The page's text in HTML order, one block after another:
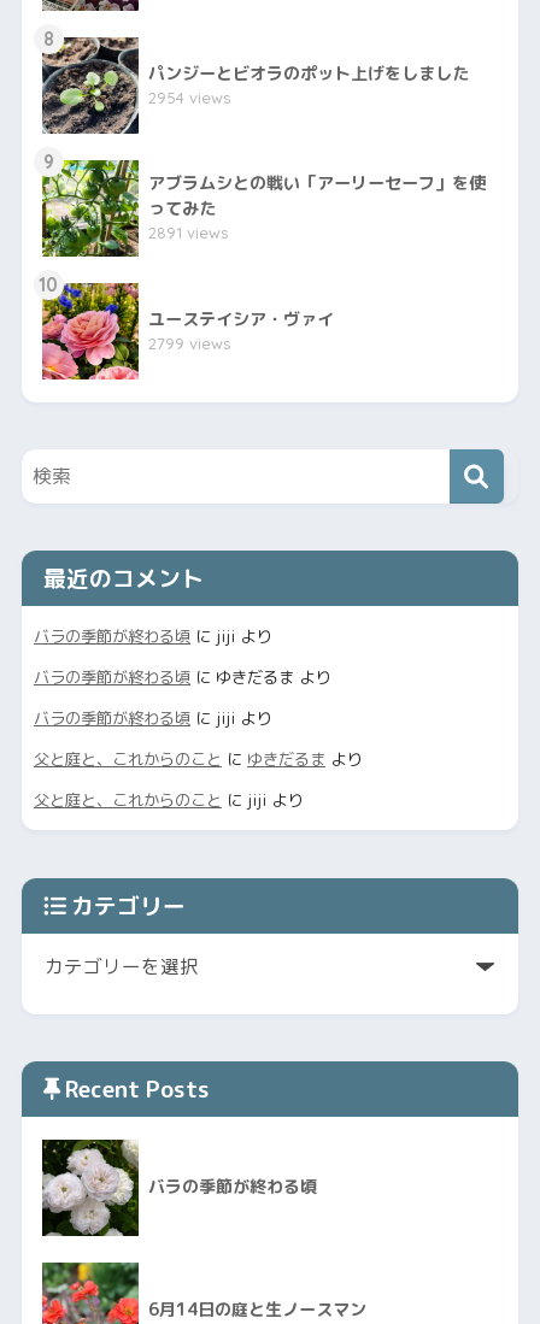
8
パンジーとビオラのポット上げをしました
2954 views
9
アブラムシとの戦い「アーリーセーフ」を使
ってみた
2891 views
10
ユーステイシア・ヴァイ
2799 views
最近のコメント
バラの季節が終わる頃に jiji より
バラの季節が終わる頃に ゆきだるま より
バラの季節が終わる頃に jiji より
父と庭と、これからのこと に ゆきだるま より
父と庭と、これからのこと に jiji より
カテゴリー
Recent Posts
バラの季節が終わる頃
6月14日の庭と生ノースマン